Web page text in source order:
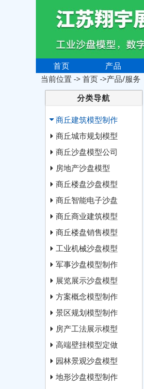
首页 产品
当前位置 ->首页->产品/服务
分类导航
商丘建筑模型制作
商丘城市规划模型
商丘沙盘模型公司
房地产沙盘模型
商丘楼盘沙盘模型
商丘智能电子沙盘
商丘商业建筑模型
商丘楼盘销售模型
工业机械沙盘模型
军事沙盘模型制作
展览展示沙盘模型
方案概念模型制作
景区规划模型制作
房产工法展示模型
高端壁挂模型定做
园林景观沙盘模型
地形沙盘模型制作